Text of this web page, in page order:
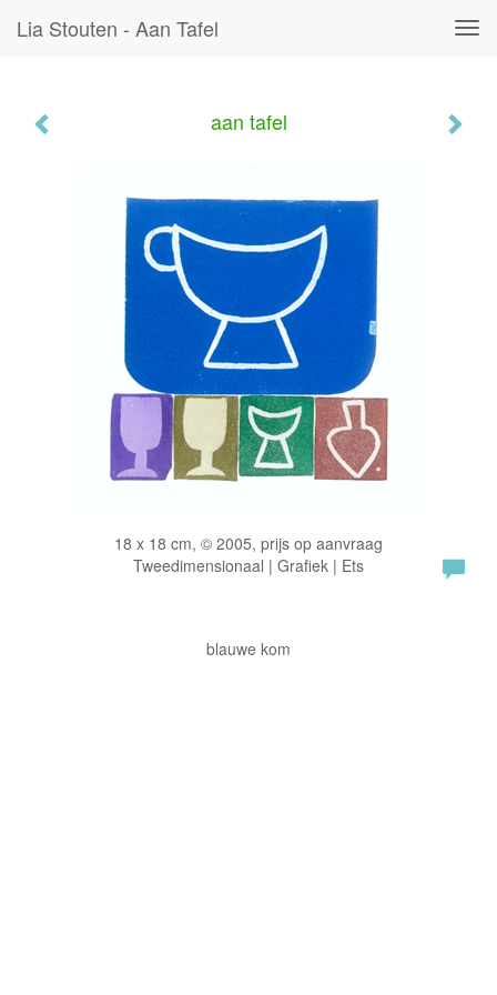
Lia Stouten - Aan Tafel
aan tafel
18 x 18 cm, © 2005, prijs op aanvraag
Tweedimensionaal | Grafiek | Ets
blauwe kom